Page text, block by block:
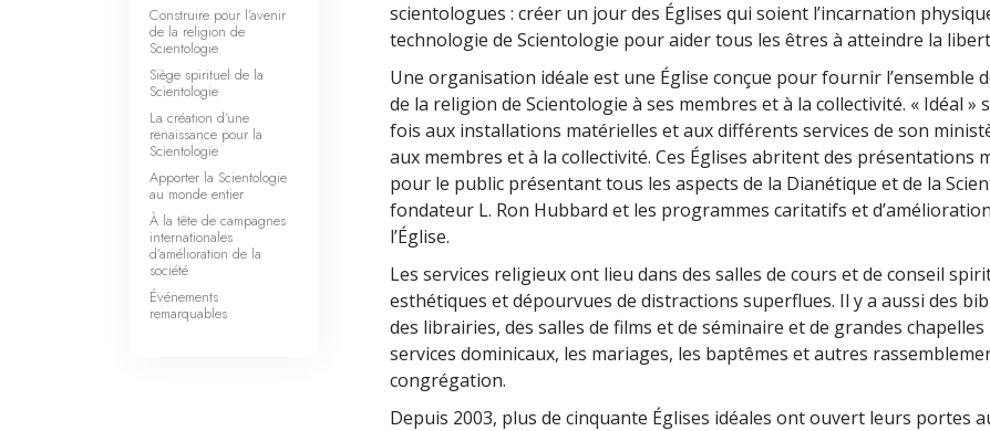
scientologues : créer un jour des Églises qui soient l’incarnation
technologie de Scientologie pour aider tous les êtres à atteindre la
Une organisation idéale est une Église conçue pour fournir l’ensemble
de la religion de Scientologie à ses membres et à la collectivité. « Idéal »
fois aux installations matérielles et aux différents services de son
aux membres et à la collectivité. Ces Églises abritent des présentations
pour le public présentant tous les aspects de la Dianétique et de la
fondateur L. Ron Hubbard et les programmes caritatifs et
l’Église.
Les services religieux ont lieu dans des salles de cours et de conseil
esthétiques et dépourvues de distractions superflues. Il y a aussi des
des librairies, des salles de films et de séminaire et de grandes
services dominicaux, les mariages, les baptêmes et autres
congrégation.
Depuis 2003, plus de cinquante Églises idéales ont ouvert leurs portes
Construire pour l’avenir
de la religion de
Scientologie
Siège spirituel de la
Scientologie
La création d’une
renaissance pour la
Scientologie
Apporter la Scientologie
au monde entier
À la tête de campagnes
internationales
d’amélioration de la
société
Événements
remarquables